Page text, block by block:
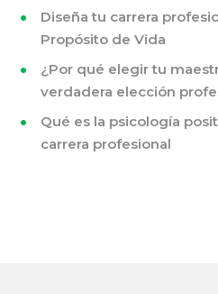
Diseña tu carrera
Propósito de Vida
¿Por qué elegir tu
verdadera elección
Qué es la psicología
carrera profesional